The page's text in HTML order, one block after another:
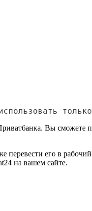
Вы сможете
перевести его в
на вашем сайте.